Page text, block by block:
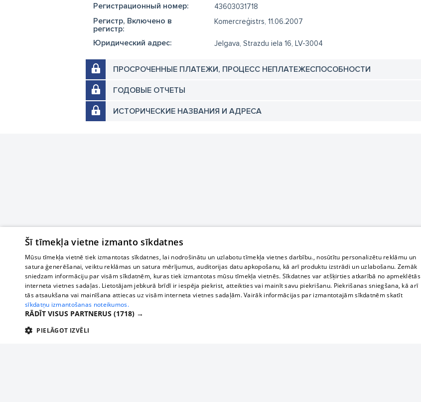
Регистрационный номер: 43603031718
Регистр, Включено в
регистр:
Komercreģistrs, 11.06.2007
Юридический адрес: Jelgava, Strazdu iela 16, LV-3004
ПРОСРОЧЕННЫЕ ПЛАТЕЖИ, ПРОЦЕСС НЕПЛАТЕЖЕСПОСОБНОСТИ
ГОДОВЫЕ ОТЧЕТЫ
ИСТОРИЧЕСКИЕ НАЗВАНИЯ И АДРЕСА
Šī tīmekļa vietne izmanto sīkdatnes
Mūsu tīmekļa vietnē tiek izmantotas sīkdatnes, lai nodrošinātu un uzlabotu tīmekļa vietnes darbību., nosūtītu personalizētu reklāmu un
satura ģenerēšanai, veiktu reklāmas un satura mērījumus, auditorijas datu apkopošanu, kā arī produktu izstrādi un uzlabošanu. Zemāk
sniedzam informāciju par visām sīkdatnēm, kuras tiek izmantotas mūsu tīmekļa vietnēs. Sīkdatnes var atšķirties atkarībā no apmeklētās
interneta vietnes sadaļas. Lietotājam jebkurā brīdī ir iespēja piekrist, atteikties vai mainīt savu piekrišanu. Piekrišanas sniegšana, kā arī
tās atsaukšana vai mainīšana attiecas uz visām interneta vietnes sadaļām. Vairāk informācijas par izmantotajām sīkdatnēm skatīt
sīkdatņu izmantošanas noteikumos.
RĀDĪT VISUS PARTNERUS (1718) →
PIELĀGOT IZVĒLI